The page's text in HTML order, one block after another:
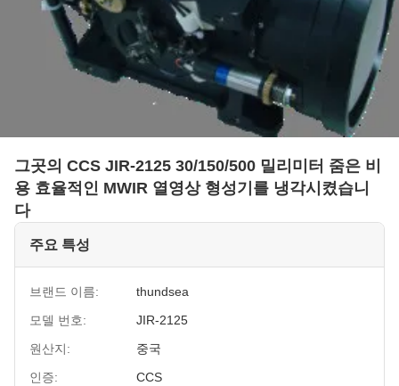
그곳의 CCS JIR-2125 30/150/500 밀리미터 줌은 비
용 효율적인 MWIR 열영상 형성기를 냉각시켰습니
다
주요 특성
브랜드 이름:
thundsea
모델 번호:
JIR-2125
원산지:
중국
인증:
CCS